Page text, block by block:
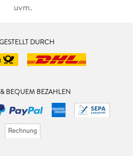
uvm.
DURCH
BEQUEM BEZAHLEN